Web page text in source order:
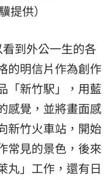
提供）
到外公一生的各
的明信片作為創作
「新竹駅」，用藍
感覺，並將畫面感
新竹火車站，開始
常見的景色，後來
丸」工作，還有日